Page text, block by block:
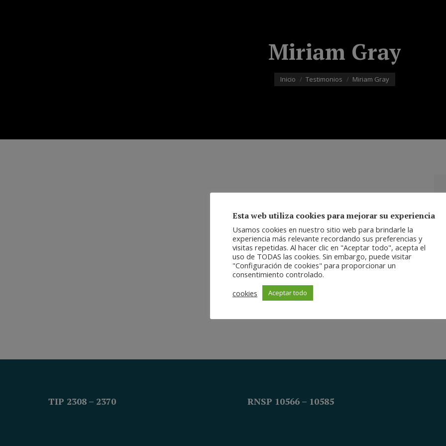
Miriam Gray
Estás aquí:
Inicio Testimonios Miriam Gray
TIP 2308 – 2370 RNSP 10566 – 10585
Esta web utiliza cookies para mejorar su experiencia
Usamos cookies en nuestro sitio web para brindarle la
experiencia más relevante recordando sus preferencias y
visitas repetidas. Al hacer clic en "Aceptar todo", acepta el
uso de TODAS las cookies. Sin embargo, puede visitar
"Configuración de cookies" para proporcionar un
consentimiento controlado.
cookies
Aceptar todo